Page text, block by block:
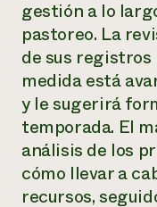
Internship Hub
Buscar prácticas
Contratar a un
gestión a lo
pastoreo. La
de sus registros
medida está
y le sugerirá
temporada. El
análisis de los
cómo llevar a
recursos,